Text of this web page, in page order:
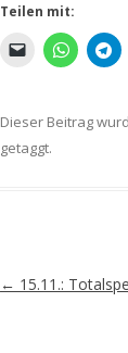
Teilen mit:
Dieser Beitrag
getaggt.
Artikel-
← 15.11.: